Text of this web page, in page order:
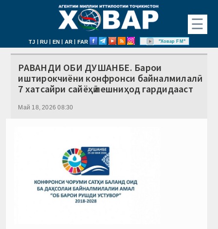
☰
TJ | RU | EN | AR | FAR "Ховар FM"
РАВАНДИ ОБИ ДУШАНБЕ. Барои
иштирокчиёни конфронси байналмилалӣ
7 хатсайри сайёҳӣ пешниҳод гардидааст
Май 18, 2026 08:30